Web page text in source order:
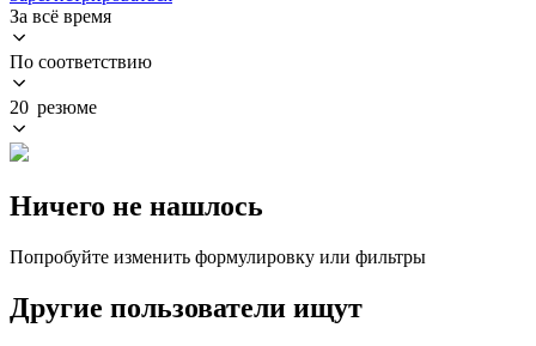
За всё время
По соответствию
20 резюме
Ничего не нашлось
Попробуйте изменить формулировку или фильтры
Другие пользователи ищут